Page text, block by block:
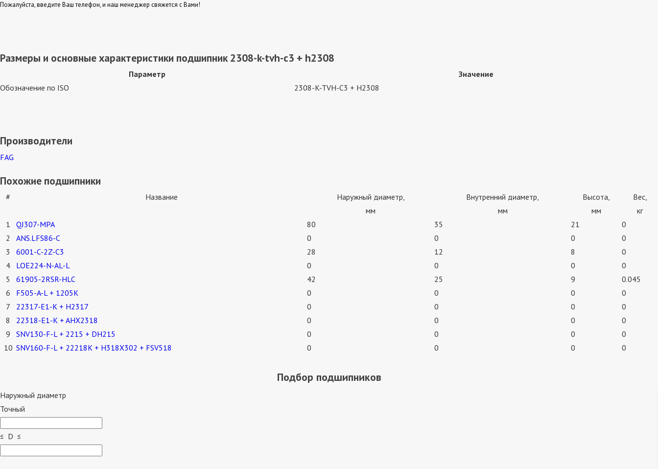
Пожалуйста, введите Ваш телефон, и наш менеджер свяжется с Вами!
Размеры и основные характеристики подшипник 2308-k-tvh-c3 + h2308
Параметр
Значение
Обозначение по ISO
2308-K-TVH-C3 + H2308
Производители
FAG
Похожие подшипники
# Название
Наружный диаметр,
мм
Внутренний диаметр,
мм
Высота,
мм
Вес,
кг
1
QJ307-MPA 80 35 21
0
2
ANS.LFS86-C 0 0 0
0
3
6001-C-2Z-C3 28 12 8
0
4
LOE224-N-AL-L 0 0 0
0
5
61905-2RSR-HLC 42 25 9
0.045
6
F505-A-L + 1205K 0 0 0
0
7
22317-E1-K + H2317 0 0 0
0
8
22318-E1-K + AHX2318 0 0 0
0
9
SNV130-F-L + 2215 + DH215 0 0 0
0
10 SNV160-F-L + 22218K + H318X302 + FSV518 0 0 0 0
Подбор подшипников
Наружный диаметр
Точный
≤ D ≤